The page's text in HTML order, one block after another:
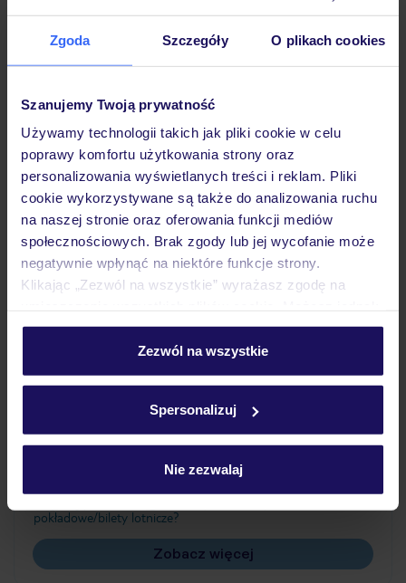
Zgoda Szczegóły O plikach cookies
Szanujemy Twoją prywatność
Używamy technologii takich jak pliki cookie w celu
poprawy komfortu użytkowania strony oraz
personalizowania wyświetlanych treści i reklam. Pliki
cookie wykorzystywane są także do analizowania ruchu
na naszej stronie oraz oferowania funkcji mediów
społecznościowych. Brak zgody lub jej wycofanie może
negatywnie wpłynąć na niektóre funkcje strony.
Klikając „Zezwól na wszystkie” wyrażasz zgodę na
personalizować swój wybór wchodząc w zakładkę
Szczegółowe informacje o plikach cookie znajdziesz
Zezwól na wszystkie
Spersonalizuj
Nie zezwalaj
Hotel
Pokoje
Wyżywienie
Atrakcje
Ważne informacje
Często zadawane pytania
Czy w Hotelu będzie przedstawiciel TUI?
pokładowe/bilety lotnicze?
Zobacz więcej